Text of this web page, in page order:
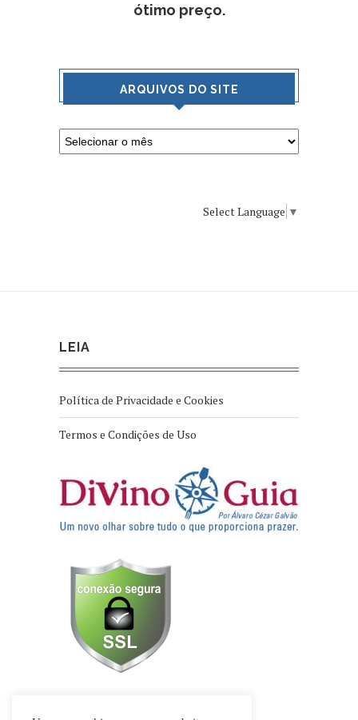
ótimo preço.
ARQUIVOS DO SITE
Select Language ▼
LEIA
Política de Privacidade e Cookies
Termos e Condições de Uso